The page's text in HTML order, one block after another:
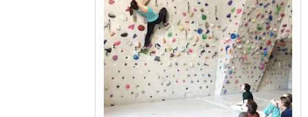
Hüttenwirt/in zu werden.